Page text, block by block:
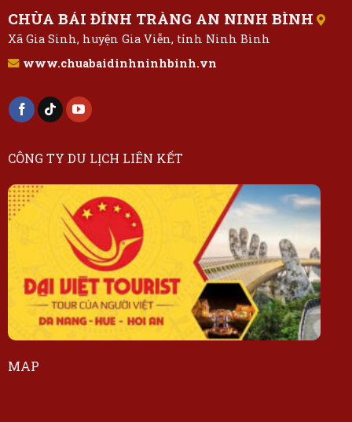
CHÙA BÁI ĐÍNH TRÀNG AN NINH BÌNH
Xã Gia Sinh, huyện Gia Viễn, tỉnh Ninh Bình
www.chuabaidinhninhbinh.vn
CÔNG TY DU LỊCH LIÊN KẾT
MAP